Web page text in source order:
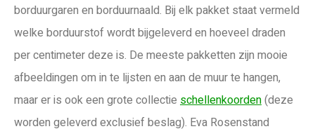
borduurgaren en borduurnaald. Bij elk pakket staat vermeld
welke borduurstof wordt bijgeleverd en hoeveel draden
per centimeter deze is. De meeste pakketten zijn mooie
afbeeldingen om in te lijsten en aan de muur te hangen,
maar er is ook een grote collectie schellenkoorden(deze
worden geleverd exclusief beslag). Eva Rosenstand